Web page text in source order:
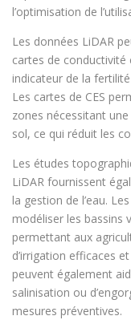
l’optimisation de
Les données LiDAR
cartes de conductivité
indicateur de la
Les cartes de CES
zones nécessitant
sol, ce qui réduit les
Les études
LiDAR fournissent
la gestion de l’eau.
modéliser les bassins
permettant aux
d’irrigation efficaces
peuvent également
salinisation ou
mesures préventives.